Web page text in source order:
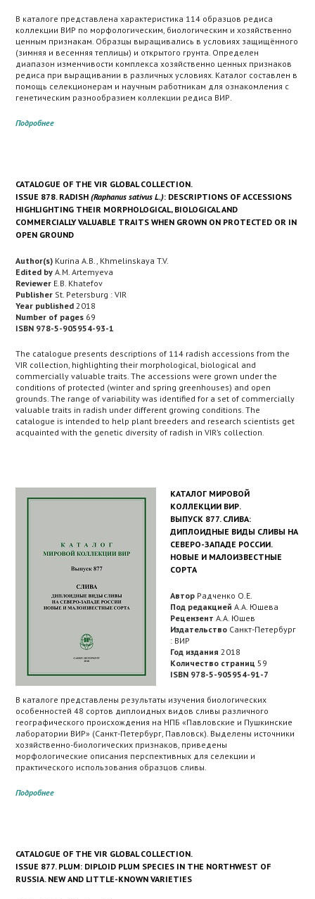
В каталоге представлена характеристика 114 образцов редиса
коллекции ВИР по морфологическим, биологическим и хозяйственно
ценным признакам. Образцы выращивались в условиях защищённого
(зимняя и весенняя теплицы) и открытого грунта. Определен
диапазон изменчивости комплекса хозяйственно ценных признаков
редиса при выращивании в различных условиях. Каталог составлен в
помощь селекционерам и научным работникам для ознакомления с
генетическим разнообразием коллекции редиса ВИР.
Подробнее
CATALOGUE OF THE VIR GLOBAL COLLECTION.
ISSUE 878. RADISH(Raphanus sativus L.): DESCRIPTIONS OF ACCESSIONS
HIGHLIGHTING THEIR MORPHOLOGICAL, BIOLOGICAL AND
COMMERCIALLY VALUABLE TRAITS WHEN GROWN ON PROTECTED OR IN
OPEN GROUND
Author(s) Kurina A.B., Khmelinskaya T.V.
Edited by A.M. Artemyeva
Reviewer E.B. Khatefov
Publisher St. Petersburg : VIR
Year published 2018
Number of pages 69
ISBN 978-5-905954-93-1
The catalogue presents descriptions of 114 radish accessions from the
VIR collection, highlighting their morphological, biological and
commercially valuable traits. The accessions were grown under the
conditions of protected (winter and spring greenhouses) and open
grounds. The range of variability was identified for a set of commercially
valuable traits in radish under different growing conditions. The
catalogue is intended to help plant breeders and research scientists get
acquainted with the genetic diversity of radish in VIR’s collection.
КАТАЛОГ МИРОВОЙ
КОЛЛЕКЦИИ ВИР.
ВЫПУСК 877. СЛИВА:
ДИПЛОИДНЫЕ ВИДЫ СЛИВЫ НА
СЕВЕРО-ЗАПАДЕ РОССИИ.
НОВЫЕ И МАЛОИЗВЕСТНЫЕ
СОРТА
Автор Радченко О.Е.
Под редакцией А.А. Юшева
Рецензент А.А. Юшев
Издательство Санкт-Петербург
: ВИР
Год издания 2018
Количество страниц 59
ISBN 978-5-905954-91-7
В каталоге представлены результаты изучения биологических
особенностей 48 сортов диплоидных видов сливы различного
географического происхождения на НПБ «Павловские и Пушкинские
лаборатории ВИР» (Санкт-Петербург, Павловск). Выделены источники
хозяйственно-биологических признаков, приведены
морфологические описания перспективных для селекции и
практического использования образцов сливы.
Подробнее
CATALOGUE OF THE VIR GLOBAL COLLECTION.
ISSUE 877. PLUM: DIPLOID PLUM SPECIES IN THE NORTHWEST OF
RUSSIA. NEW AND LITTLE-KNOWN VARIETIES